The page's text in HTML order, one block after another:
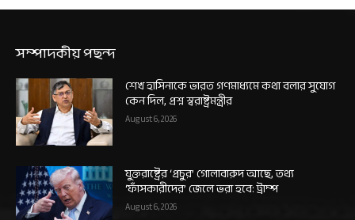
সম্পাদকীয় পছন্দ
শেখ হাসিনাকে ভারত গণমাধ্যমে কথা বলার সুযোগ
কেন দিল, প্রশ্ন স্বরাষ্ট্রমন্ত্রীর
August 6, 2026
যুক্তরাষ্ট্রের ‘প্রচুর’ গোলাবারুদ আছে, তথ্য
‘ফাঁসকারীদের’ জেলে ভরা হবে: ট্রাম্প
August 6, 2026